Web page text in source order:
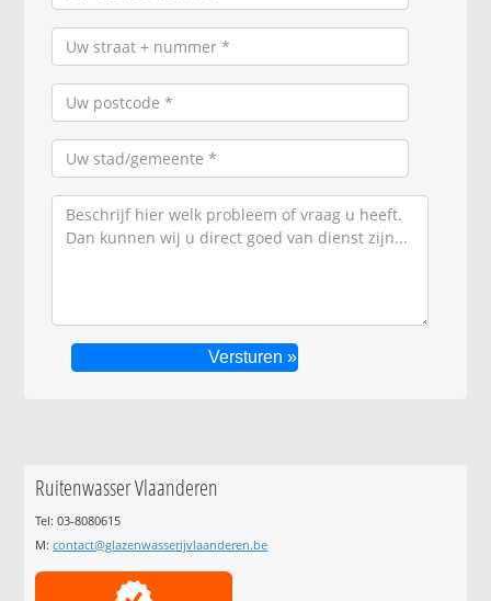
Ruitenwasser Vlaanderen
Tel: 03-8080615
M:contact@glazenwasserijvlaanderen.be